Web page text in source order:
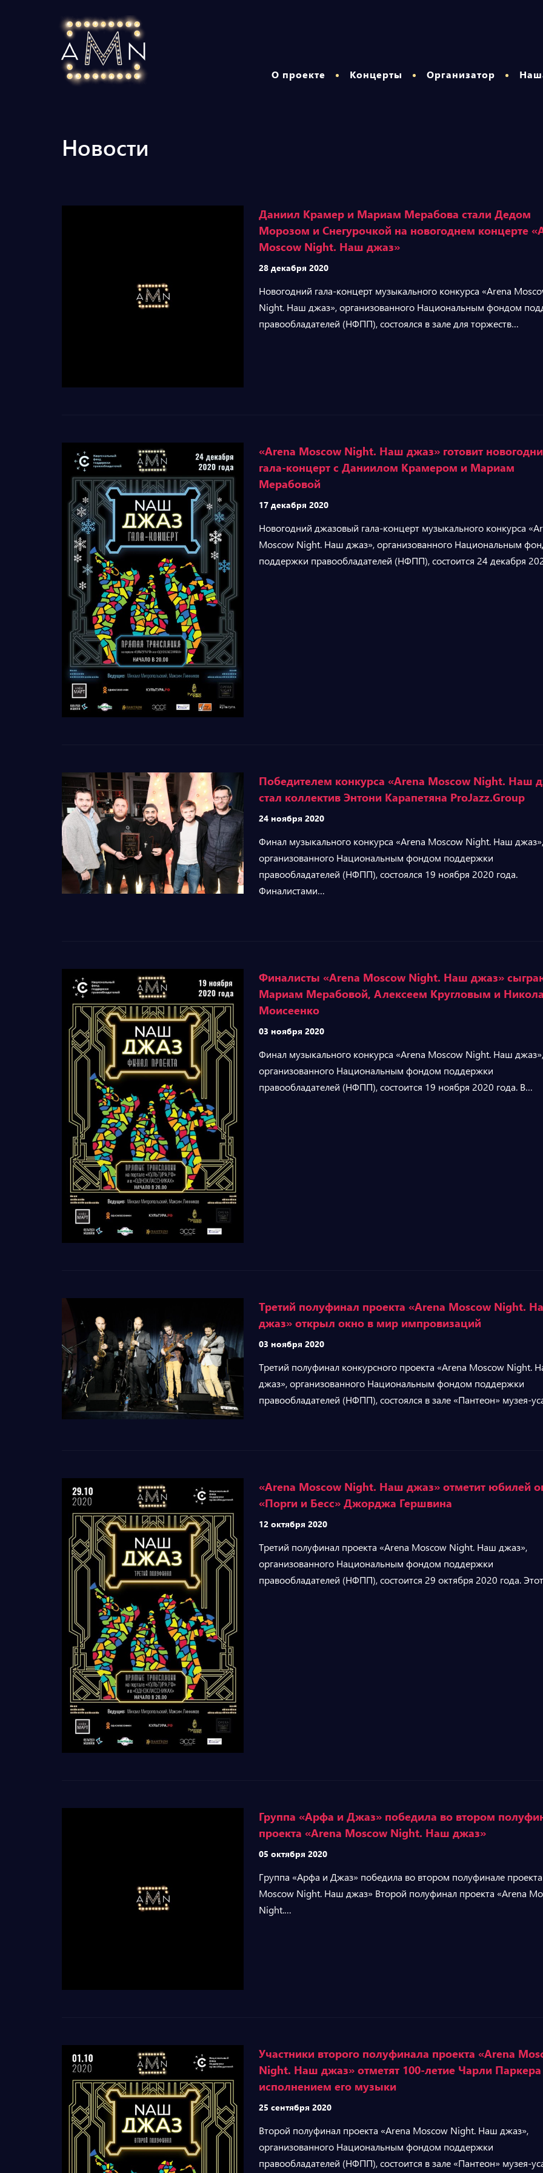
О проекте Концерты Организатор
Новости
Даниил Крамер и Мариам Мерабова стали Дедом
Морозом и Снегурочкой на новогоднем концерте
Moscow Night. Наш джаз»
28 декабря 2020
Новогодний гала-концерт музыкального конкурса «Arena
Night. Наш джаз», организованного Национальным фондом
правообладателей (НФПП), состоялся в зале для торжеств…
«Arena Moscow Night. Наш джаз» готовит
гала-концерт с Даниилом Крамером и Мариам
Мерабовой
17 декабря 2020
Новогодний джазовый гала-концерт музыкального конкурса
Moscow Night. Наш джаз», организованного Национальным
поддержки правообладателей (НФПП), состоится 24 декабря
Победителем конкурса «Arena Moscow Night. Наш
стал коллектив Энтони Карапетяна ProJazz.Group
24 ноября 2020
Финал музыкального конкурса «Arena Moscow Night. Наш джаз»,
организованного Национальным фондом поддержки
правообладателей (НФПП), состоялся 19 ноября 2020 года.
Финалистами…
Финалисты «Arena Moscow Night. Наш джаз»
Мариам Мерабовой, Алексеем Кругловым и
Моисеенко
03 ноября 2020
Финал музыкального конкурса «Arena Moscow Night. Наш джаз»,
организованного Национальным фондом поддержки
правообладателей (НФПП), состоится 19 ноября 2020 года. В…
Третий полуфинал проекта «Arena Moscow Night.
джаз» открыл окно в мир импровизаций
03 ноября 2020
Третий полуфинал конкурсного проекта «Arena Moscow Night.
джаз», организованного Национальным фондом поддержки
правообладателей (НФПП), состоялся в зале «Пантеон» музея-
«Arena Moscow Night. Наш джаз» отметит юбилей
«Порги и Бесс» Джорджа Гершвина
12 октября 2020
Третий полуфинал проекта «Arena Moscow Night. Наш джаз»,
организованного Национальным фондом поддержки
правообладателей (НФПП), состоится 29 октября 2020 года.
Группа «Арфа и Джаз» победила во втором
проекта «Arena Moscow Night. Наш джаз»
05 октября 2020
Группа «Арфа и Джаз» победила во втором полуфинале
Moscow Night. Наш джаз» Второй полуфинал проекта «Arena
Night.…
Участники второго полуфинала проекта «Arena
Night. Наш джаз» отметят 100-летие Чарли Паркера
исполнением его музыки
25 сентября 2020
Второй полуфинал проекта «Arena Moscow Night. Наш джаз»,
организованного Национальным фондом поддержки
правообладателей (НФПП), состоится в зале «Пантеон» музея-